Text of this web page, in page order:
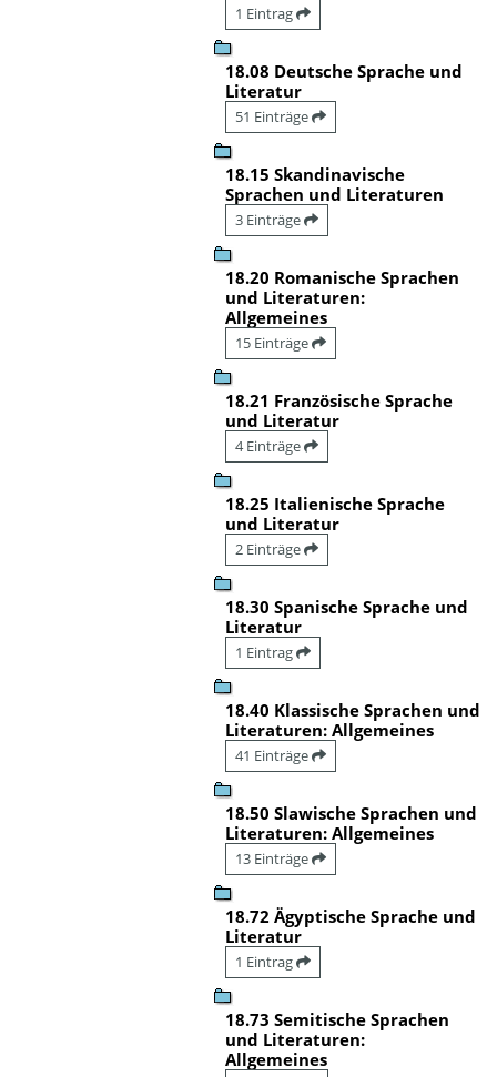
1 Eintrag
18.08 Deutsche Sprache und
Literatur
51 Einträge
18.15 Skandinavische
Sprachen und Literaturen
3 Einträge
18.20 Romanische Sprachen
und Literaturen:
Allgemeines
15 Einträge
18.21 Französische Sprache
und Literatur
4 Einträge
18.25 Italienische Sprache
und Literatur
2 Einträge
18.30 Spanische Sprache und
Literatur
1 Eintrag
18.40 Klassische Sprachen und
Literaturen: Allgemeines
41 Einträge
18.50 Slawische Sprachen und
Literaturen: Allgemeines
13 Einträge
18.72 Ägyptische Sprache und
Literatur
1 Eintrag
18.73 Semitische Sprachen
und Literaturen:
Allgemeines